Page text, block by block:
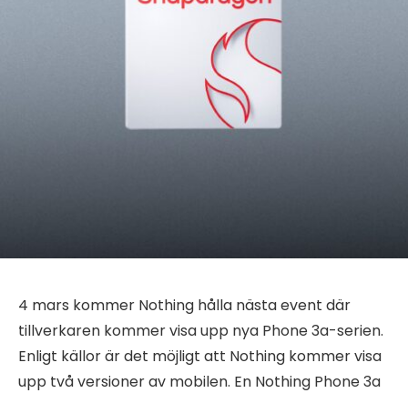
4 mars kommer Nothing hålla nästa event där
tillverkaren kommer visa upp nya Phone 3a-serien.
Enligt källor är det möjligt att Nothing kommer visa
upp två versioner av mobilen. En Nothing Phone 3a